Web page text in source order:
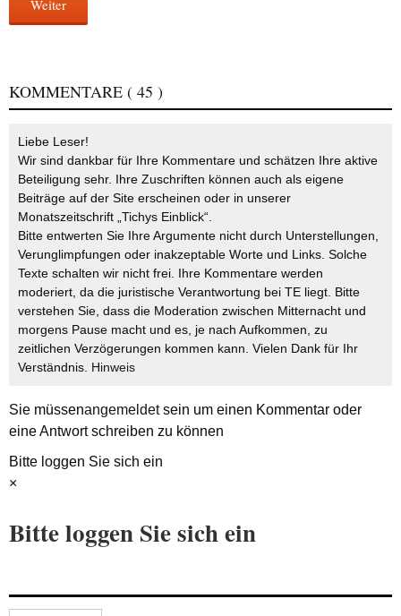
Weiter
KOMMENTARE ( 45 )
Liebe Leser!
Wir sind dankbar für Ihre Kommentare und schätzen Ihre aktive
Beteiligung sehr. Ihre Zuschriften können auch als eigene
Beiträge auf der Site erscheinen oder in unserer
Monatszeitschrift „Tichys Einblick“.
Bitte entwerten Sie Ihre Argumente nicht durch Unterstellungen,
Verunglimpfungen oder inakzeptable Worte und Links. Solche
Texte schalten wir nicht frei. Ihre Kommentare werden
moderiert, da die juristische Verantwortung bei TE liegt. Bitte
verstehen Sie, dass die Moderation zwischen Mitternacht und
morgens Pause macht und es, je nach Aufkommen, zu
zeitlichen Verzögerungen kommen kann. Vielen Dank für Ihr
Verständnis. Hinweis
Sie müssenangemeldetsein um einen Kommentar oder
eine Antwort schreiben zu können
Bitte loggen Sie sich ein
×
Bitte loggen Sie sich ein